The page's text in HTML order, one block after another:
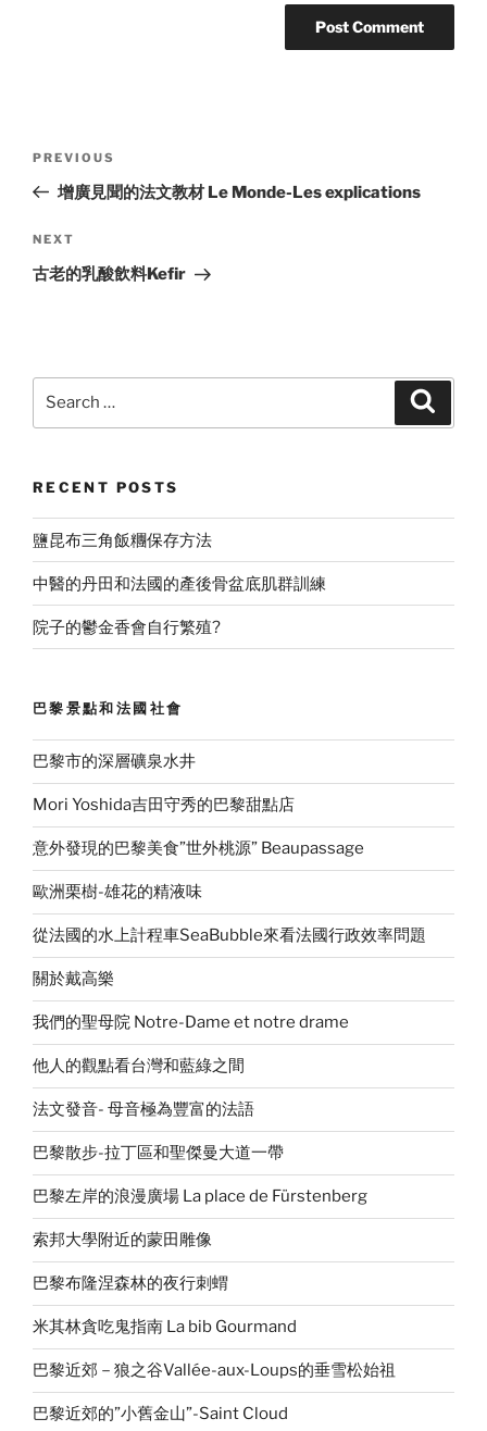
Previous
Post
PREVIOUS
增廣見聞的法文教材 Le Monde-Les explications
Next
Post
NEXT
古老的乳酸飲料Kefir
RECENT POSTS
鹽昆布三角飯糰保存方法
中醫的丹田和法國的產後骨盆底肌群訓練
院子的鬱金香會自行繁殖?
巴黎景點和法國社會
巴黎市的深層礦泉水井
Mori Yoshida吉田守秀的巴黎甜點店
意外發現的巴黎美食”世外桃源” Beaupassage
歐洲栗樹-雄花的精液味
從法國的水上計程車SeaBubble來看法國行政效率問題
關於戴高樂
我們的聖母院 Notre-Dame et notre drame
他人的觀點看台灣和藍綠之間
法文發音- 母音極為豐富的法語
巴黎散步-拉丁區和聖傑曼大道一帶
巴黎左岸的浪漫廣場 La place de Fürstenberg
索邦大學附近的蒙田雕像
巴黎布隆涅森林的夜行刺蝟
米其林貪吃鬼指南 La bib Gourmand
巴黎近郊－狼之谷Vallée-aux-Loups的垂雪松始祖
巴黎近郊的”小舊金山”-Saint Cloud